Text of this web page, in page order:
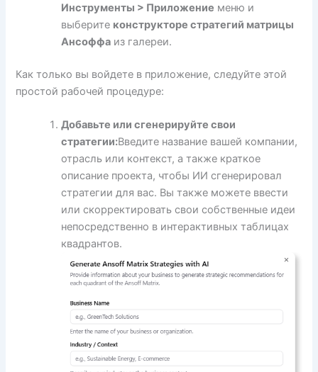
Инструменты > Приложение меню и
выберите конструкторе стратегий матрицы
Ансоффа из галереи.
Как только вы войдете в приложение, следуйте этой
простой рабочей процедуре:
Добавьте или сгенерируйте свои
стратегии:Введите название вашей компании,
отрасль или контекст, а также краткое
описание проекта, чтобы ИИ сгенерировал
стратегии для вас. Вы также можете ввести
или скорректировать свои собственные идеи
непосредственно в интерактивных таблицах
квадрантов.